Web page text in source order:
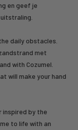
en geef je
daily obstacles.
met
with Cozumel.
will make your hand
inspired by the
to life with an